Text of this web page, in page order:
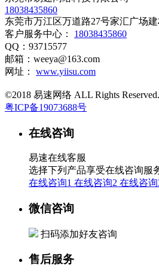
18038435860
东莞市万江区万道路27号家汇广场
客户服务中心： 18038435860
QQ：93715577
邮箱：weeya@163.com
网址： www.yiisu.com
©2018 易速网络 ALL Rights Reserved.
粤ICP备19073688号
在线咨询
易速在线客服
选择下列产品享受在线咨询服
在线咨询1 在线咨询2 在线咨询
微信咨询
扫码添加好友咨询
售后服务